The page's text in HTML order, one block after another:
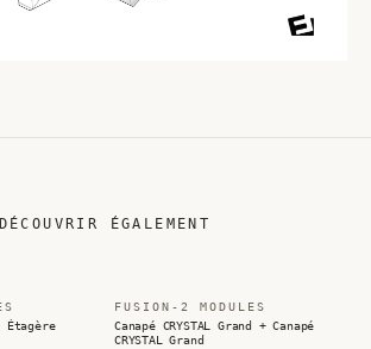
DÉCOUVRIR ÉGALEMENT
Étagère
FUSION-2 MODULES
Canapé CRYSTAL Grand + Canapé
CRYSTAL Grand